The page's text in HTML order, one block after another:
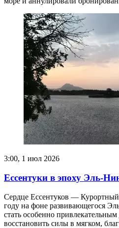
3:00, 1 июл 2026
Ессентуки в эпоху Эль-
Сердце Ессентуков —
году на фоне развивающегося
стать особенно привлекательным
восстановить силы в мягком,